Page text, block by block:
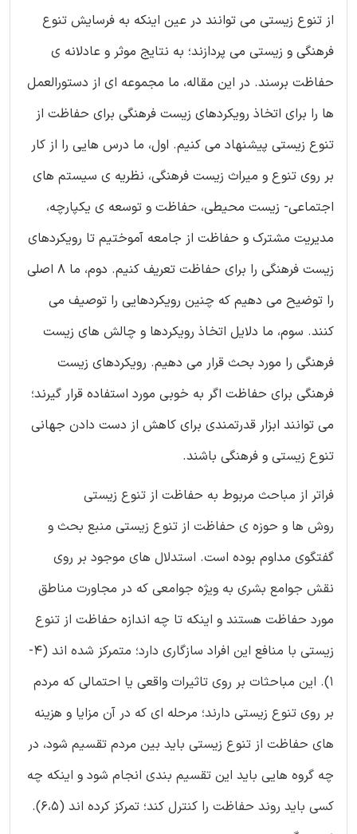
از تنوع زیستی می توانند در عین اینکه به فرسایش تنوع
فرهنگی و زیستی می پردازند؛ به نتایج موثر و عادلانه ی
حفاظت برسند. در این مقاله، ما مجموعه ای از دستورالعمل
ها را برای اتخاذ رویکردهای زیست فرهنگی برای حفاظت از
تنوع زیستی پیشنهاد می کنیم. اول، ما درس هایی را از کار
بر روی تنوع و میراث زیست فرهنگی، نظریه ی سیستم های
اجتماعی- زیست محیطی، حفاظت و توسعه ی یکپارچه،
مدیریت مشترک و حفاظت از جامعه آموختیم تا رویکردهای
زیست فرهنگی را برای حفاظت تعریف کنیم. دوم، ما 8 اصلی
را توضیح می دهیم که چنین رویکردهایی را توصیف می
کنند. سوم، ما دلایل اتخاذ رویکردها و چالش های زیست
فرهنگی را مورد بحث قرار می دهیم. رویکردهای زیست
فرهنگی برای حفاظت اگر به خوبی مورد استفاده قرار گیرند؛
می توانند ابزار قدرتمندی برای کاهش از دست دادن جهانی
تنوع زیستی و فرهنگی باشند.
فراتر از مباحث مربوط به حفاظت از تنوع زیستی
روش ها و حوزه ی حفاظت از تنوع زیستی منبع بحث و
گفتگوی مداوم بوده است. استدلال های موجود بر روی
نقش جوامع بشری به ویژه جوامعی که در مجاورت مناطق
مورد حفاظت هستند و اینکه تا چه اندازه حفاظت از تنوع
زیستی با منافع این افراد سازگاری دارد؛ متمرکز شده اند (4-
1). این مباحثات بر روی تاثیرات واقعی یا احتمالی که مردم
بر روی تنوع زیستی دارند؛ مرحله ای که در آن مزایا و هزینه
های حفاظت از تنوع زیستی باید بین مردم تقسیم شود، در
چه گروه هایی باید این تقسیم بندی انجام شود و اینکه چه
کسی باید روند حفاظت را کنترل کند؛ تمرکز کرده اند (6،5).